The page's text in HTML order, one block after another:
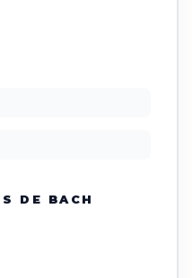
DE BACH